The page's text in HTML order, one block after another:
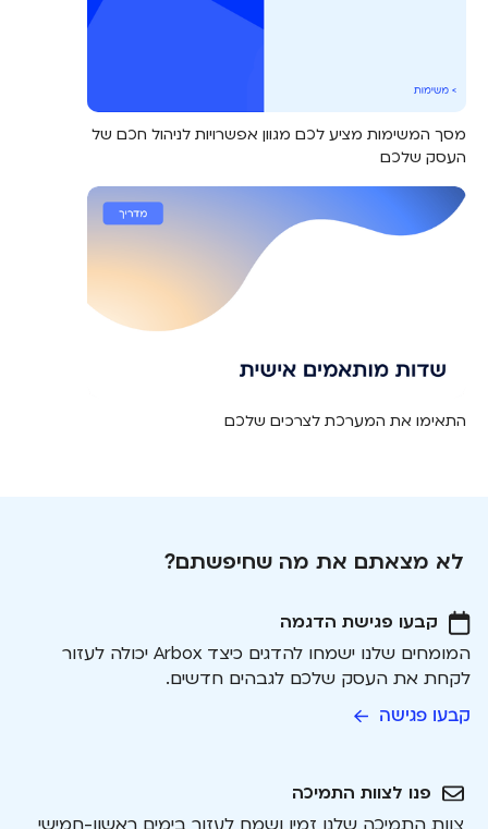
מסך המשימות מציע לכם מגוון אפשרויות לניהול חכם של
העסק שלכם
התאימו את המערכת לצרכים שלכם
לא מצאתם את מה שחיפשתם?
קבעו פגישת הדגמה
המומחים שלנו ישמחו להדגים כיצד Arbox יכולה לעזור
לקחת את העסק שלכם לגבהים חדשים.
קבעו פגישה
פנו לצוות התמיכה